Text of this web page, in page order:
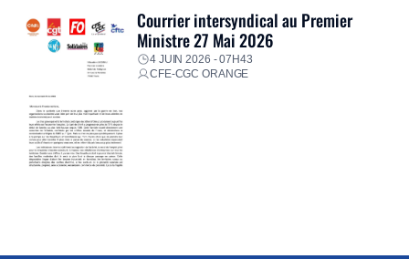
Courrier intersyndical au Premier
Ministre 27 Mai 2026
4 JUIN 2026 - 07H43
CFE-CGC ORANGE